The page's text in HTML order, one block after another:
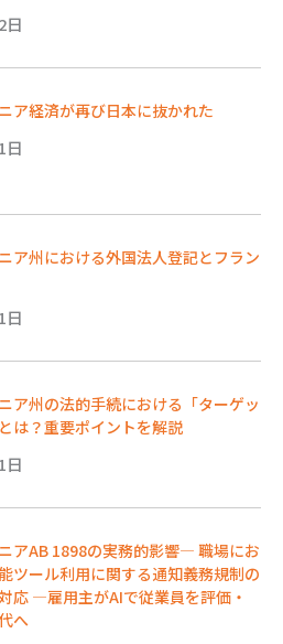
日
ア経済が再び日本に抜かれた
日
ア州における外国法人登記とフラン
日
ア州の法的手続における「ターゲッ
は？重要ポイントを解説
日
アAB 1898の実務的影響― 職場にお
ツール利用に関する通知義務規制の
応 ―雇用主がAIで従業員を評価・
へ